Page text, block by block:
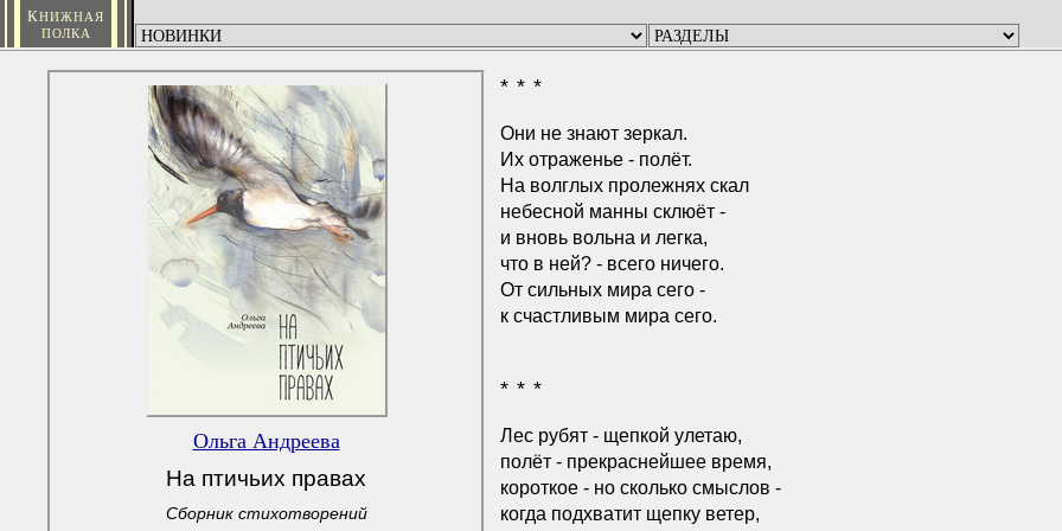
КНИЖНАЯ
ПОЛКА
Ольга Андреева
На птичьих правах
Сборник стихотворений
* * *
Они не знают зеркал.
Их отраженье - полёт.
На волглых пролежнях скал
небесной манны склюёт -
и вновь вольна и легка,
что в ней? - всего ничего.
От сильных мира сего -
к счастливым мира сего.
* * *
Лес рубят - щепкой улетаю,
полёт - прекраснейшее время,
короткое - но сколько смыслов -
когда подхватит щепку ветер,